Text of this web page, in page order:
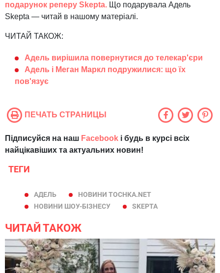
подарунок реперу Skepta. Що подарувала Адель
Skepta — читай в нашому матеріалі.
ЧИТАЙ ТАКОЖ:
Адель вирішила повернутися до телекар'єри
Адель і Меган Маркл подружилися: що їх
пов'язує
ПЕЧАТЬ СТРАНИЦЫ
Підписуйся на наш Facebook і будь в курсі всіх
найцікавіших та актуальних новин!
ТЕГИ
АДЕЛЬ
НОВИНИ TOCHKA.NET
НОВИНИ ШОУ-БІЗНЕСУ
SKEPTA
ЧИТАЙ ТАКОЖ